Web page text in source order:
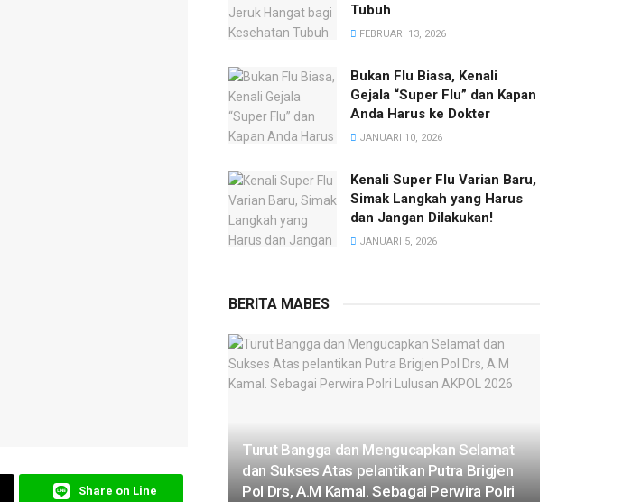
Share on Line
Tubuh
FEBRUARI 13, 2026
Bukan Flu Biasa, Kenali
Gejala “Super Flu” dan Kapan
Anda Harus ke Dokter
JANUARI 10, 2026
Kenali Super Flu Varian Baru,
Simak Langkah yang Harus
dan Jangan Dilakukan!
JANUARI 5, 2026
BERITA MABES
Turut Bangga dan Mengucapkan Selamat
dan Sukses Atas pelantikan Putra Brigjen
Pol Drs, A.M Kamal. Sebagai Perwira Polri